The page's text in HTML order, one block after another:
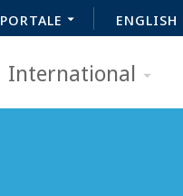
PORTALE ENGLISH
International